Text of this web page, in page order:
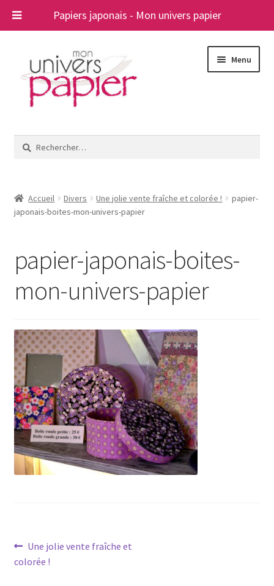
Papiers japonais - Mon univers papier
navigation
contenu
Menu
le
A propos
Rechercher :
Accueil Divers Une jolie vente fraîche et colorée !
papier-
japonais-boites-mon-univers-papier
papier-japonais-boites-
mon-univers-papier
Navigation
de
Article
précédent :
Une jolie vente fraîche et
colorée !